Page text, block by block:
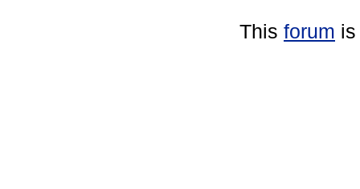
This forum